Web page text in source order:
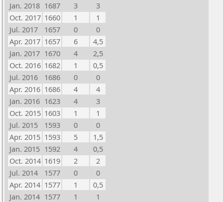
Jan. 2018 1687 3
3
Oct. 2017 1660 1
1
Jul. 2017
1657 0
0
Apr. 2017 1657 6
4,5
Jan. 2017 1670 4
2,5
Oct. 2016 1682 1
0,5
Jul. 2016
1686 0
0
Apr. 2016 1686 4
4
Jan. 2016 1623 4
3
Oct. 2015 1603 1
1
Jul. 2015
1593 0
0
Apr. 2015 1593 5
1,5
Jan. 2015 1592 4
0,5
Oct. 2014 1619 2
2
Jul. 2014
1577 0
0
Apr. 2014 1577 1
0,5
Jan. 2014 1577 1
1